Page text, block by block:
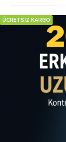
ÜCRETSİZ KARGO